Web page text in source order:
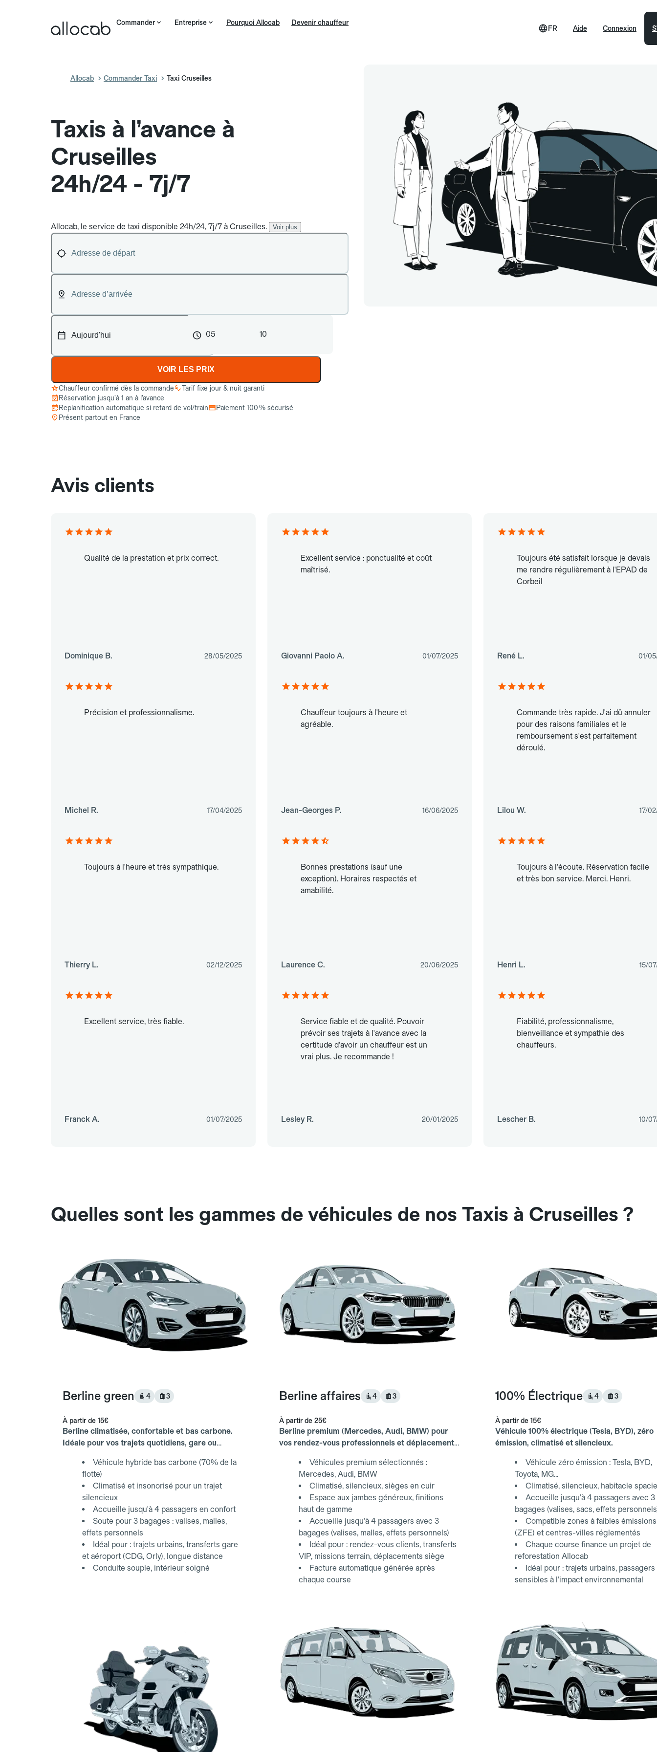
Commander Entreprise Pourquoi Allocab Devenir chauffeur
Aide
FR Connexion
Allocab Commander Taxi Taxi Cruseilles
Taxis à l’avance à
Cruseilles
24h/24 - 7j/7
Allocab, le service de taxi disponible 24h/24, 7j/7 à Cruseilles. Voir plus
05 10
VOIR LES PRIX
Chauffeur confirmé dès la commande
Tarif fixe jour & nuit garanti
Réservation jusqu’à 1 an à l’avance
Replanification automatique si retard de vol/train
Paiement 100 % sécurisé
Présent partout en France
Avis clients
Qualité de la prestation et prix correct.
Dominique B. 28/05/2025
Excellent service : ponctualité et coût
maîtrisé.
Giovanni Paolo A. 01/07/2025
Toujours été satisfait lorsque je devais
me rendre régulièrement à l'EPAD de
Corbeil
René L. 01/
Précision et professionnalisme.
Michel R. 17/04/2025
Chauffeur toujours à l'heure et
agréable.
Jean-Georges P. 16/06/2025
Commande très rapide. J'ai dû annuler
pour des raisons familiales et le
remboursement s'est parfaitement
déroulé.
Lilou W. 17/
Toujours à l'heure et très sympathique.
Thierry L. 02/12/2025
Bonnes prestations (sauf une
exception). Horaires respectés et
amabilité.
Laurence C. 20/06/2025
Toujours à l'écoute. Réservation facile
et très bon service. Merci. Henri.
Henri L. 15/
Excellent service, très fiable.
Franck A. 01/07/2025
Service fiable et de qualité. Pouvoir
prévoir ses trajets à l'avance avec la
certitude d'avoir un chauffeur est un
vrai plus. Je recommande !
Lesley R. 20/01/2025
Fiabilité, professionnalisme,
bienveillance et sympathie des
chauffeurs.
Lescher B. 10/
Quelles sont les gammes de véhicules de nos Taxis à Cruseilles ?
Berline green 4 3
À partir de 15€
Berline climatisée, confortable et bas carbone.
Idéale pour vos trajets quotidiens, gare ou
Véhicule hybride bas carbone (70% de la
flotte)
Climatisé et insonorisé pour un trajet
silencieux
Accueille jusqu'à 4 passagers en confort
Soute pour 3 bagages : valises, malles,
effets personnels
Idéal pour : trajets urbains, transferts gare
et aéroport (CDG, Orly), longue distance
Conduite souple, intérieur soigné
Berline affaires 4 3
À partir de 25€
Berline premium (Mercedes, Audi, BMW) pour
vos rendez-vous professionnels et déplacements
Véhicules premium sélectionnés :
Mercedes, Audi, BMW
Climatisé, silencieux, sièges en cuir
Espace aux jambes généreux, finitions
haut de gamme
Accueille jusqu'à 4 passagers avec 3
bagages (valises, malles, effets personnels)
Idéal pour : rendez-vous clients, transferts
VIP, missions terrain, déplacements siège
Facture automatique générée après
chaque course
100% Électrique 4 3
À partir de 15€
Véhicule 100% électrique (Tesla, BYD), zéro
émission, climatisé et silencieux.
Véhicule zéro émission : Tesla, BYD,
Toyota, MG...
Climatisé, silencieux, habitacle
Accueille jusqu'à 4 passagers avec 3
bagages (valises, sacs, effets
Compatible zones à faibles émissions
(ZFE) et centres-villes réglementés
Chaque course finance un projet de
reforestation Allocab
Idéal pour : trajets urbains, passagers
sensibles à l'impact environnemental